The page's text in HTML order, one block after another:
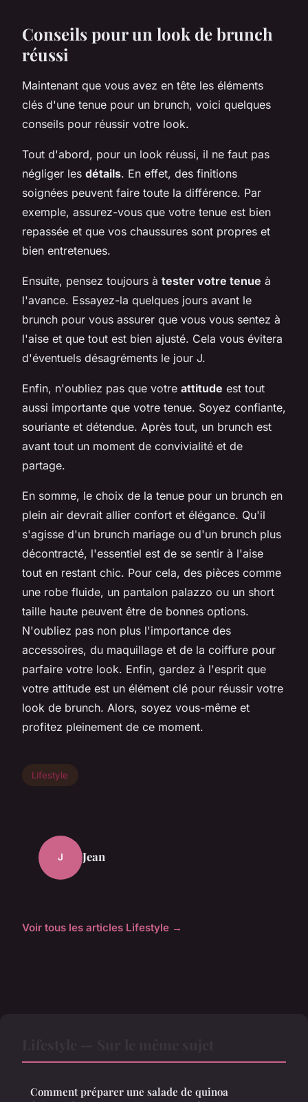
Conseils pour un look de brunch
réussi
Maintenant que vous avez en tête les éléments
clés d'une tenue pour un brunch, voici quelques
conseils pour réussir votre look.
Tout d'abord, pour un look réussi, il ne faut pas
négliger les détails. En effet, des finitions
soignées peuvent faire toute la différence. Par
exemple, assurez-vous que votre tenue est bien
repassée et que vos chaussures sont propres et
bien entretenues.
Ensuite, pensez toujours à tester votre tenue à
l'avance. Essayez-la quelques jours avant le
brunch pour vous assurer que vous vous sentez à
l'aise et que tout est bien ajusté. Cela vous évitera
d'éventuels désagréments le jour J.
Enfin, n'oubliez pas que votre attitude est tout
aussi importante que votre tenue. Soyez confiante,
souriante et détendue. Après tout, un brunch est
avant tout un moment de convivialité et de
partage.
En somme, le choix de la tenue pour un brunch en
plein air devrait allier confort et élégance. Qu'il
s'agisse d'un brunch mariage ou d'un brunch plus
décontracté, l'essentiel est de se sentir à l'aise
tout en restant chic. Pour cela, des pièces comme
une robe fluide, un pantalon palazzo ou un short
taille haute peuvent être de bonnes options.
N'oubliez pas non plus l'importance des
accessoires, du maquillage et de la coiffure pour
parfaire votre look. Enfin, gardez à l'esprit que
votre attitude est un élément clé pour réussir votre
look de brunch. Alors, soyez vous-même et
profitez pleinement de ce moment.
Lifestyle
J Jean
Voir tous les articles Lifestyle →
Comment préparer une salade de quinoa